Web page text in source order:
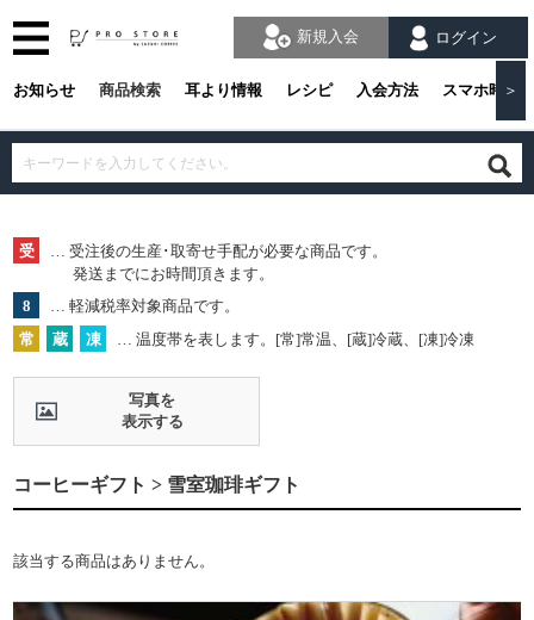
お知らせ 商品検索 耳より情報 レシピ 入会方法 スマホ時の
＞
ログイン
新規入会
受
… 受注後の生産･取寄せ手配が必要な商品です。
発送までにお時間頂きます。
8
… 軽減税率対象商品です。
常
蔵 凍 … 温度帯を表します。[常]常温、[蔵]冷蔵、[凍]冷凍
写真を
表示する
コーヒーギフト > 雪室珈琲ギフト
該当する商品はありません。